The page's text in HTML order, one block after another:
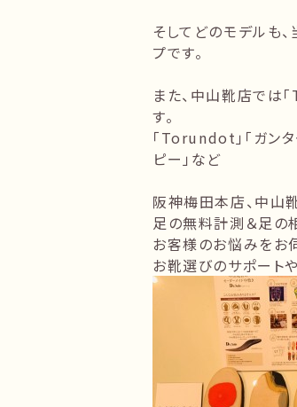
そしてどのモデルも
プです。
また、中山靴店では
す。
「Torundot」「ガンタ
ピー」など
阪神梅田本店、中山
足の無料計測＆足の
お客様のお悩みをお
お靴選びのサポート